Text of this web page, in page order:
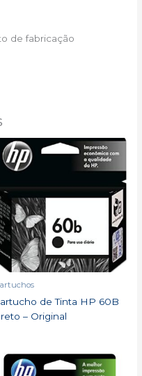
de fabricação
de Tinta HP 60B
– Original